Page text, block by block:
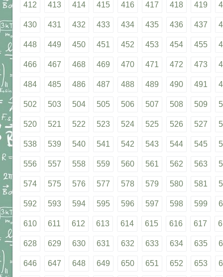
412 413 414 415 416 417 418 419
430 431 432 433 434 435 436 437
448 449 450 451 452 453 454 455
466 467 468 469 470 471 472 473
484 485 486 487 488 489 490 491
502 503 504 505 506 507 508 509
520 521 522 523 524 525 526 527
538 539 540 541 542 543 544 545
556 557 558 559 560 561 562 563
574 575 576 577 578 579 580 581
592 593 594 595 596 597 598 599
610 611 612 613 614 615 616 617
628 629 630 631 632 633 634 635
646 647 648 649 650 651 652 653